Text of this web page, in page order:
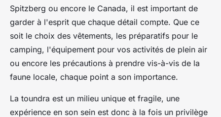
Spitzberg ou encore le Canada, il est important de
garder à l'esprit que chaque détail compte. Que ce
soit le choix des vêtements, les préparatifs pour le
camping, l'équipement pour vos activités de plein air
ou encore les précautions à prendre vis-à-vis de la
faune locale, chaque point a son importance.
La toundra est un milieu unique et fragile, une
expérience en son sein est donc à la fois un privilège